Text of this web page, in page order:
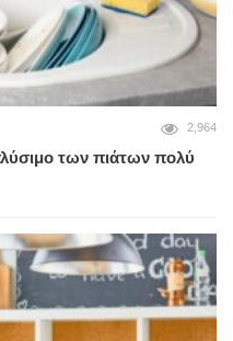
2,964
των πιάτων πολύ